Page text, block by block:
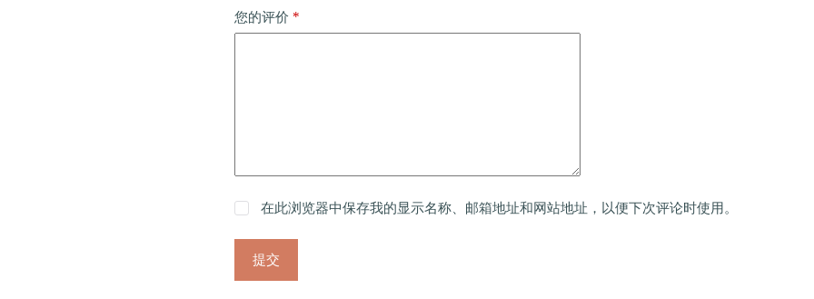
您的评价 *
在此浏览器中保存我的显示名称、邮箱地址和网站地址，以便下次评论时使用。
提交